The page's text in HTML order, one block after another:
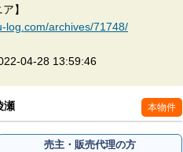
】
log.com/archives/71748/
04-28 13:59:46
瀬 本物件
売主・販売代理の方